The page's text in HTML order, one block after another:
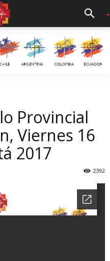
Provincial
Viernes 16
2017
2392